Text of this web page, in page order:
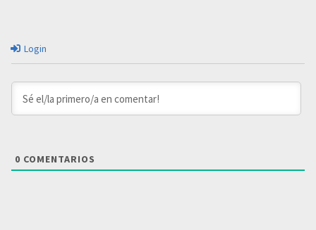
Login
0 COMENTARIOS